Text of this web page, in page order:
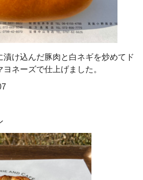
漬け込んだ豚肉と白ネギを炒めてド
ネーズで仕上げました。